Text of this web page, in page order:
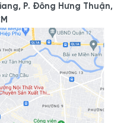
P. Đông Hưng Thuận,